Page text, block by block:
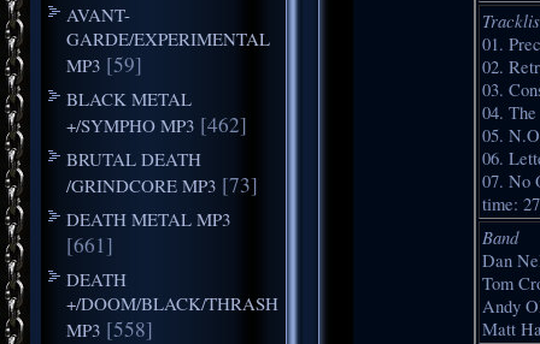
AVANT-
GARDE/EXPERIMENTAL
MP3 [59]
BLACK METAL
+/SYMPHO MP3 [462]
BRUTAL DEATH
/GRINDCORE MP3 [73]
DEATH METAL MP3
[661]
DEATH
+/DOOM/BLACK/THRASH
MP3 [558]
01.
02.
03.
04.
05.
06.
07. No
time:
Band
Dan
Tom
Andy
Matt